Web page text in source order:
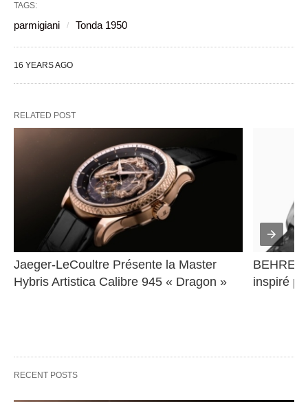
TAGS:
parmigiani Tonda 1950
16 YEARS AGO
RELATED POST
Jaeger-LeCoultre Présente la Master
Hybris Artistica Calibre 945 « Dragon »
inspiré
RECENT POSTS